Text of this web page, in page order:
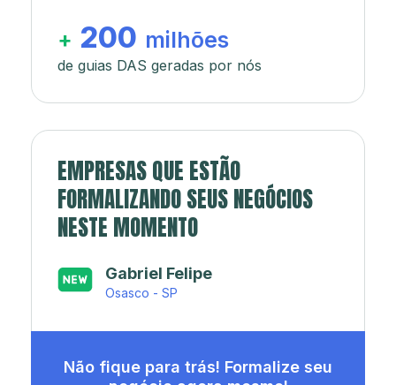
+ 200 milhões
de guias DAS geradas por nós
EMPRESAS QUE ESTÃO
FORMALIZANDO SEUS NEGÓCIOS
NESTE MOMENTO
Japa’s açaí e sorveteria
Rio de Janeiro - RJ
Não fique para trás! Formalize seu